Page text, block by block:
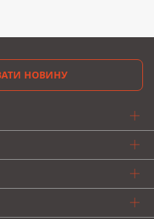
НОВИНУ